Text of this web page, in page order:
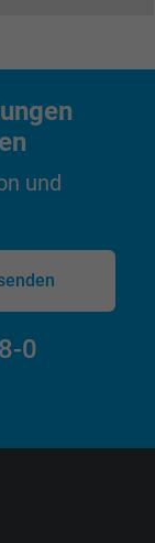
Website-Analyse,
und
0